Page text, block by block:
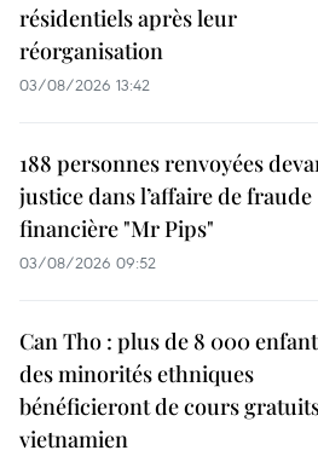
résidentiels après leur
réorganisation
03/08/2026 13:42
188 personnes renvoyées
justice dans l’affaire de fraude
financière "Mr Pips"
03/08/2026 09:52
Can Tho : plus de 8 000
des minorités ethniques
bénéficieront de cours
vietnamien